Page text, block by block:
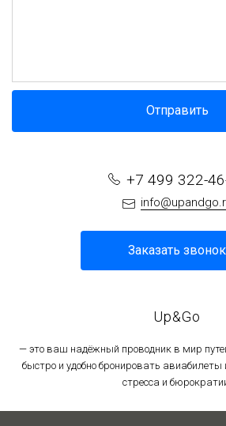
Отправить
+7 499 322-
Заказать звонок
Up&Go
— это ваш надёжный проводник в мир
быстро и удобно бронировать
стресса и